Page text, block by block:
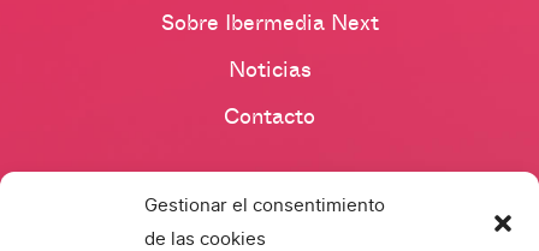
Gestionar el consentimiento
de las cookies
Sobre Ibermedia Next
Noticias
Contacto